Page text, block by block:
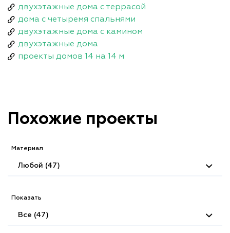
двухэтажные дома с террасой
дома с четыремя спальнями
двухэтажные дома с камином
двухэтажные дома
проекты домов 14 на 14 м
Похожие проекты
Материал
Любой (47)
Показать
Все (47)